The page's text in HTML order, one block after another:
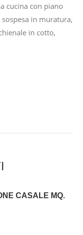
cucina con piano
in muratura,
in cotto,
CASALE MQ.